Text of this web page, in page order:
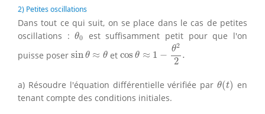
2) Petites oscillations
Dans tout ce qui suit, on se place dans le cas de petites
oscillations :θ0
θ
est suffisamment petit pour que l'on
puisse poser sinθ ≈ θ
sin θ ≈θ etcos θ ≈ 1 −
θ2
2
.
cosθ≈1−θ 22.
a) Résoudre l'équation différentielle vérifiée parθ(t)
θ(t) en
tenant compte des conditions initiales.